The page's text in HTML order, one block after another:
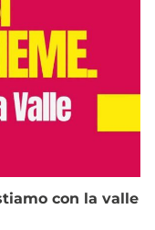
con la valle